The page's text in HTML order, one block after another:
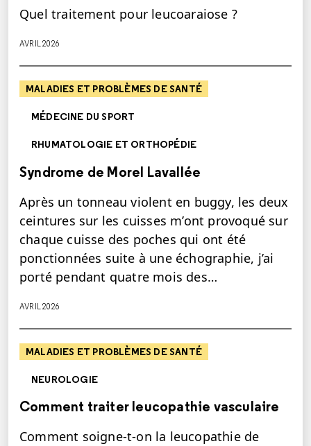
Quel traitement pour leucoaraiose ?
AVRIL 2026
MALADIES ET PROBLÈMES DE SANTÉ
MÉDECINE DU SPORT
RHUMATOLOGIE ET ORTHOPÉDIE
Syndrome de Morel Lavallée
Après un tonneau violent en buggy, les deux
ceintures sur les cuisses m’ont provoqué sur
chaque cuisse des poches qui ont été
ponctionnées suite à une échographie, j’ai
porté pendant quatre mois des…
AVRIL 2026
MALADIES ET PROBLÈMES DE SANTÉ
NEUROLOGIE
Comment traiter leucopathie vasculaire
Comment soigne-t-on la leucopathie de